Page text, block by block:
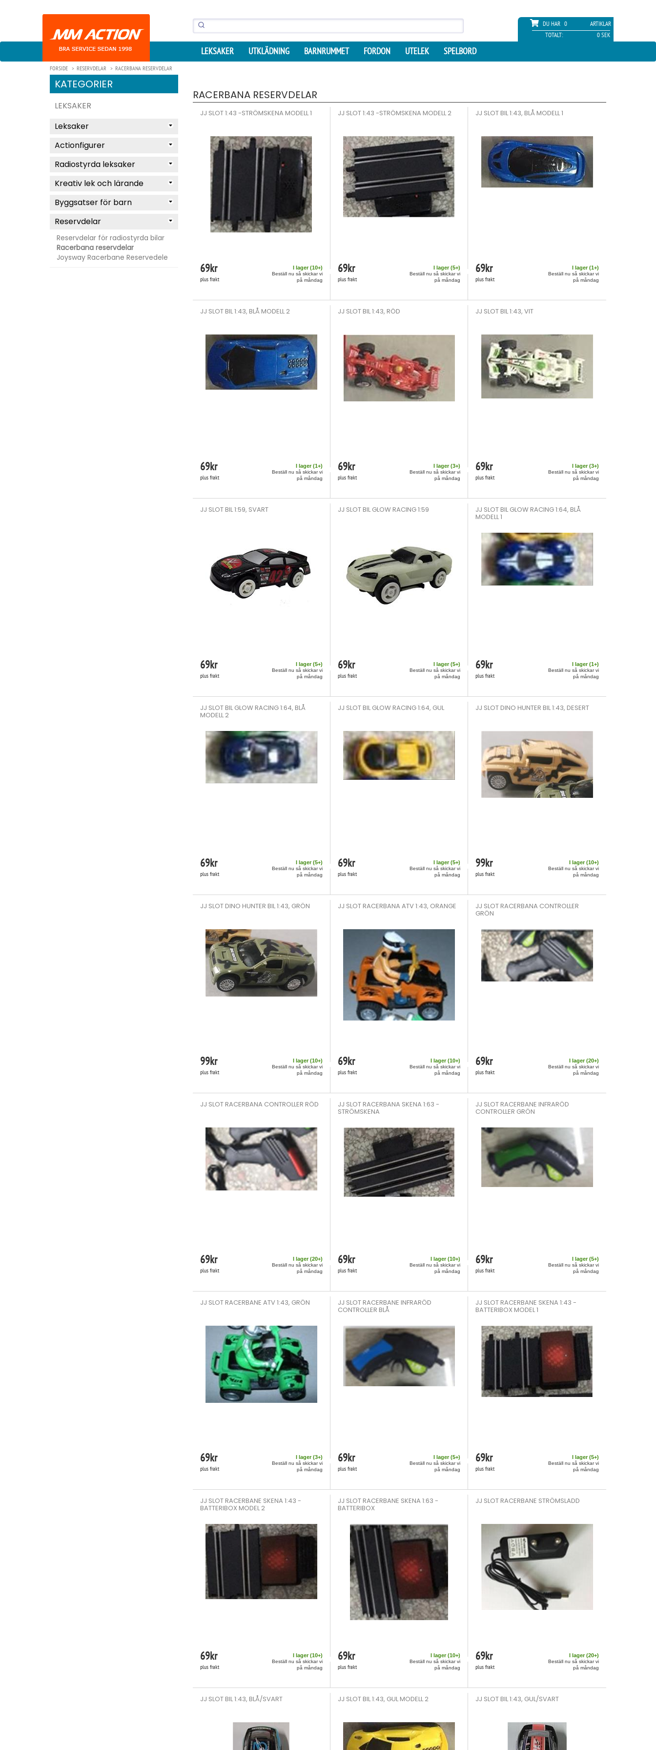
DU HAR 0
ARTIKLAR
TOTALT:
0 SEK
LEKSAKER UTKLÄDNING BARNRUMMET FORDON UTELEK SPELBORD
FORSIDE RESERVDELAR RACERBANA RESERVDELAR
KATEGORIER
LEKSAKER
Leksaker
Actionfigurer
Radiostyrda leksaker
Kreativ lek och lärande
Byggsatser för barn
Reservdelar
Reservdelar för radiostyrda bilar
Racerbana reservdelar
Joysway Racerbane Reservedele
RACERBANA RESERVDELAR
JJ SLOT 1:43 -STRÖMSKENA MODELL 1
69kr
plus frakt
I lager (10+)
Beställ nu så skickar vi
på måndag
JJ SLOT 1:43 -STRÖMSKENA MODELL 2
69kr
plus frakt
I lager (5+)
Beställ nu så skickar vi
på måndag
JJ SLOT BIL 1:43, BLÅ MODELL 1
69kr
plus frakt
I lager (1+)
Beställ nu så skickar vi
på måndag
JJ SLOT BIL 1:43, BLÅ MODELL 2
69kr
plus frakt
I lager (1+)
Beställ nu så skickar vi
på måndag
JJ SLOT BIL 1:43, RÖD
69kr
plus frakt
I lager (3+)
Beställ nu så skickar vi
på måndag
JJ SLOT BIL 1:43, VIT
69kr
plus frakt
I lager (3+)
Beställ nu så skickar vi
på måndag
JJ SLOT BIL 1:59, SVART
69kr
plus frakt
I lager (5+)
Beställ nu så skickar vi
på måndag
JJ SLOT BIL GLOW RACING 1:59
69kr
plus frakt
I lager (5+)
Beställ nu så skickar vi
på måndag
JJ SLOT BIL GLOW RACING 1:64, BLÅ
MODELL 1
69kr
plus frakt
I lager (1+)
Beställ nu så skickar vi
på måndag
JJ SLOT BIL GLOW RACING 1:64, BLÅ
MODELL 2
69kr
plus frakt
I lager (5+)
Beställ nu så skickar vi
på måndag
JJ SLOT BIL GLOW RACING 1:64, GUL
69kr
plus frakt
I lager (5+)
Beställ nu så skickar vi
på måndag
JJ SLOT DINO HUNTER BIL 1:43, DESERT
99kr
plus frakt
I lager (10+)
Beställ nu så skickar vi
på måndag
JJ SLOT DINO HUNTER BIL 1:43, GRÖN
99kr
plus frakt
I lager (10+)
Beställ nu så skickar vi
på måndag
JJ SLOT RACERBANA ATV 1:43, ORANGE
69kr
plus frakt
I lager (10+)
Beställ nu så skickar vi
på måndag
JJ SLOT RACERBANA CONTROLLER
GRÖN
69kr
plus frakt
I lager (20+)
Beställ nu så skickar vi
på måndag
JJ SLOT RACERBANA CONTROLLER RÖD
69kr
plus frakt
I lager (20+)
Beställ nu så skickar vi
på måndag
JJ SLOT RACERBANA SKENA 1:63 -
STRÖMSKENA
69kr
plus frakt
I lager (10+)
Beställ nu så skickar vi
på måndag
JJ SLOT RACERBANE INFRARÖD
CONTROLLER GRÖN
69kr
plus frakt
I lager (5+)
Beställ nu så skickar vi
på måndag
JJ SLOT RACERBANE ATV 1:43, GRÖN
69kr
plus frakt
I lager (3+)
Beställ nu så skickar vi
på måndag
JJ SLOT RACERBANE INFRARÖD
CONTROLLER BLÅ
69kr
plus frakt
I lager (5+)
Beställ nu så skickar vi
på måndag
JJ SLOT RACERBANE SKENA 1:43 -
BATTERIBOX MODEL 1
69kr
plus frakt
I lager (5+)
Beställ nu så skickar vi
på måndag
JJ SLOT RACERBANE SKENA 1:43 -
BATTERIBOX MODEL 2
69kr
plus frakt
I lager (10+)
Beställ nu så skickar vi
på måndag
JJ SLOT RACERBANE SKENA 1:63 -
BATTERIBOX
69kr
plus frakt
I lager (10+)
Beställ nu så skickar vi
på måndag
JJ SLOT RACERBANE STRÖMSLADD
69kr
plus frakt
I lager (20+)
Beställ nu så skickar vi
på måndag
JJ SLOT BIL 1:43, BLÅ/SVART JJ SLOT BIL 1:43, GUL MODELL 2 JJ SLOT BIL 1:43, GUL/SVART